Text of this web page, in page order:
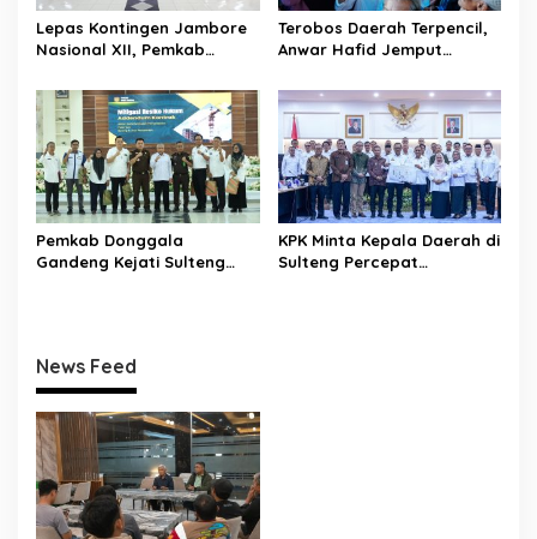
Lepas Kontingen Jambore
Nasional XII, Pemkab
Pramuka Jadi Duta
Karakter dan Kebanggaan
Daerah
Terobos Daerah Terpencil,
Anwar Hafid Jemput
“Tak Boleh Ada Wilayah
yang Tertinggal”
Pemkab Donggala
Gandeng Kejati Sulteng
KPK Minta Kepala Daerah di
Sulteng Percepat
News Feed